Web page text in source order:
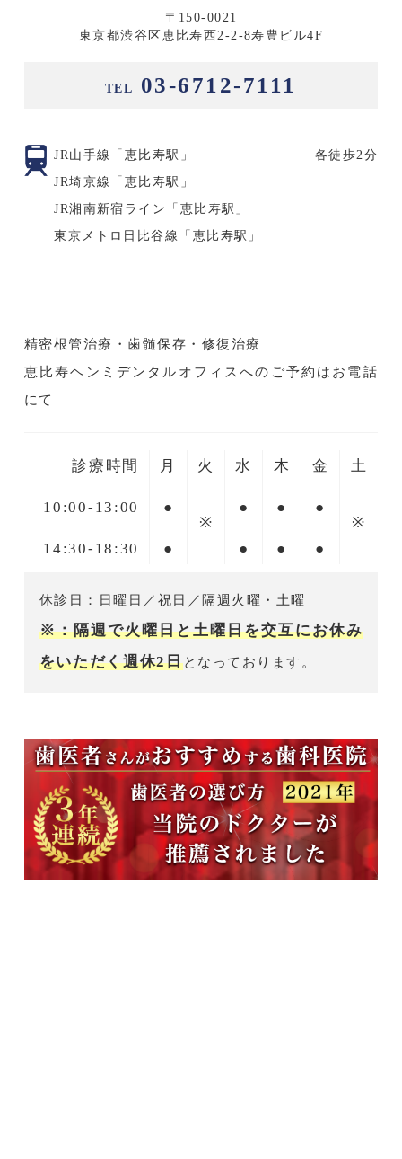
〒150-0021
東京都渋谷区恵比寿西2-2-8寿豊ビル4F
TEL 03-6712-7111
JR山手線「恵比寿駅」
各徒歩2分
JR埼京線「恵比寿駅」
JR湘南新宿ライン「恵比寿駅」
東京メトロ日比谷線「恵比寿駅」
精密根管治療・歯髄保存・修復治療
恵比寿ヘンミデンタルオフィスへのご予約はお電話
にて
診療時間 月 火 水 木 金 土
10:00-13:00
●
※
● ●
●
※
14:30-18:30
● ● ● ●
休診日：日曜日／祝日／隔週火曜・土曜
※：隔週で火曜日と土曜日を交互にお休み
をいただく週休2日となっております。